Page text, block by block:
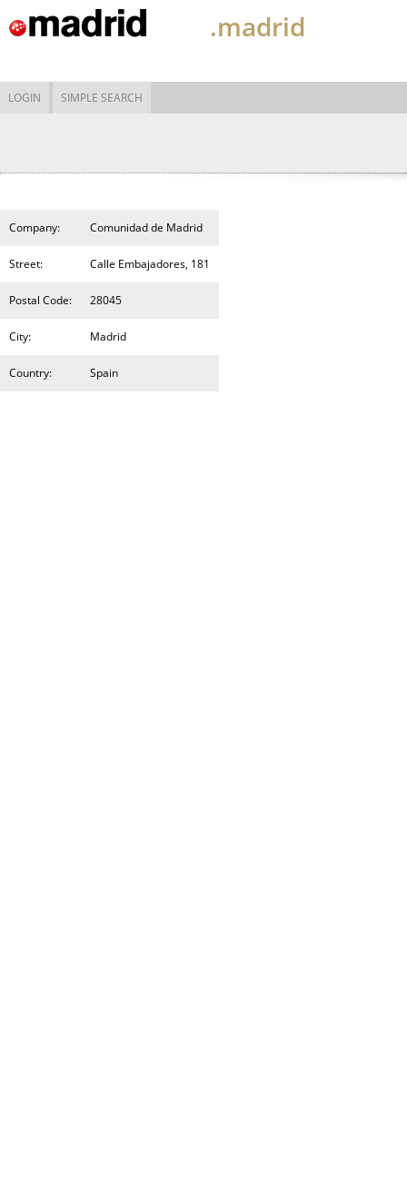
.madrid
LOGIN SIMPLE SEARCH
Company: Comunidad de Madrid
Street: Calle Embajadores, 181
Postal Code: 28045
City: Madrid
Country: Spain